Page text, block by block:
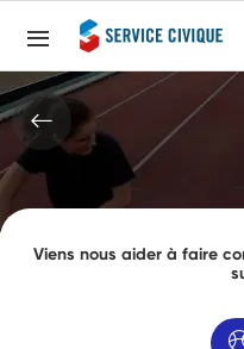
Viens nous aider à faire